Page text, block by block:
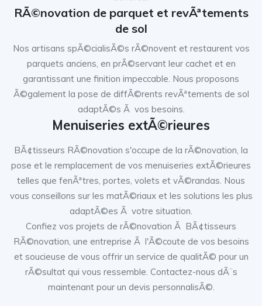
RÃ©novation de parquet et revÃªtements
de sol
Nos artisans spÃ©cialisÃ©s rÃ©novent et restaurent vos
parquets anciens, en prÃ©servant leur cachet et en
garantissant une finition impeccable. Nous proposons
Ã©galement la pose de diffÃ©rents revÃªtements de sol
adaptÃ©s Ã vos besoins.
Menuiseries extÃ©rieures
BÃ¢tisseurs RÃ©novation s'occupe de la rÃ©novation, la
pose et le remplacement de vos menuiseries extÃ©rieures
telles que fenÃªtres, portes, volets et vÃ©randas. Nous
vous conseillons sur les matÃ©riaux et les solutions les plus
adaptÃ©es Ã votre situation.
Confiez vos projets de rÃ©novation Ã BÃ¢tisseurs
RÃ©novation, une entreprise Ã l'Ã©coute de vos besoins
et soucieuse de vous offrir un service de qualitÃ© pour un
rÃ©sultat qui vous ressemble. Contactez-nous dÃ¨s
maintenant pour un devis personnalisÃ©.